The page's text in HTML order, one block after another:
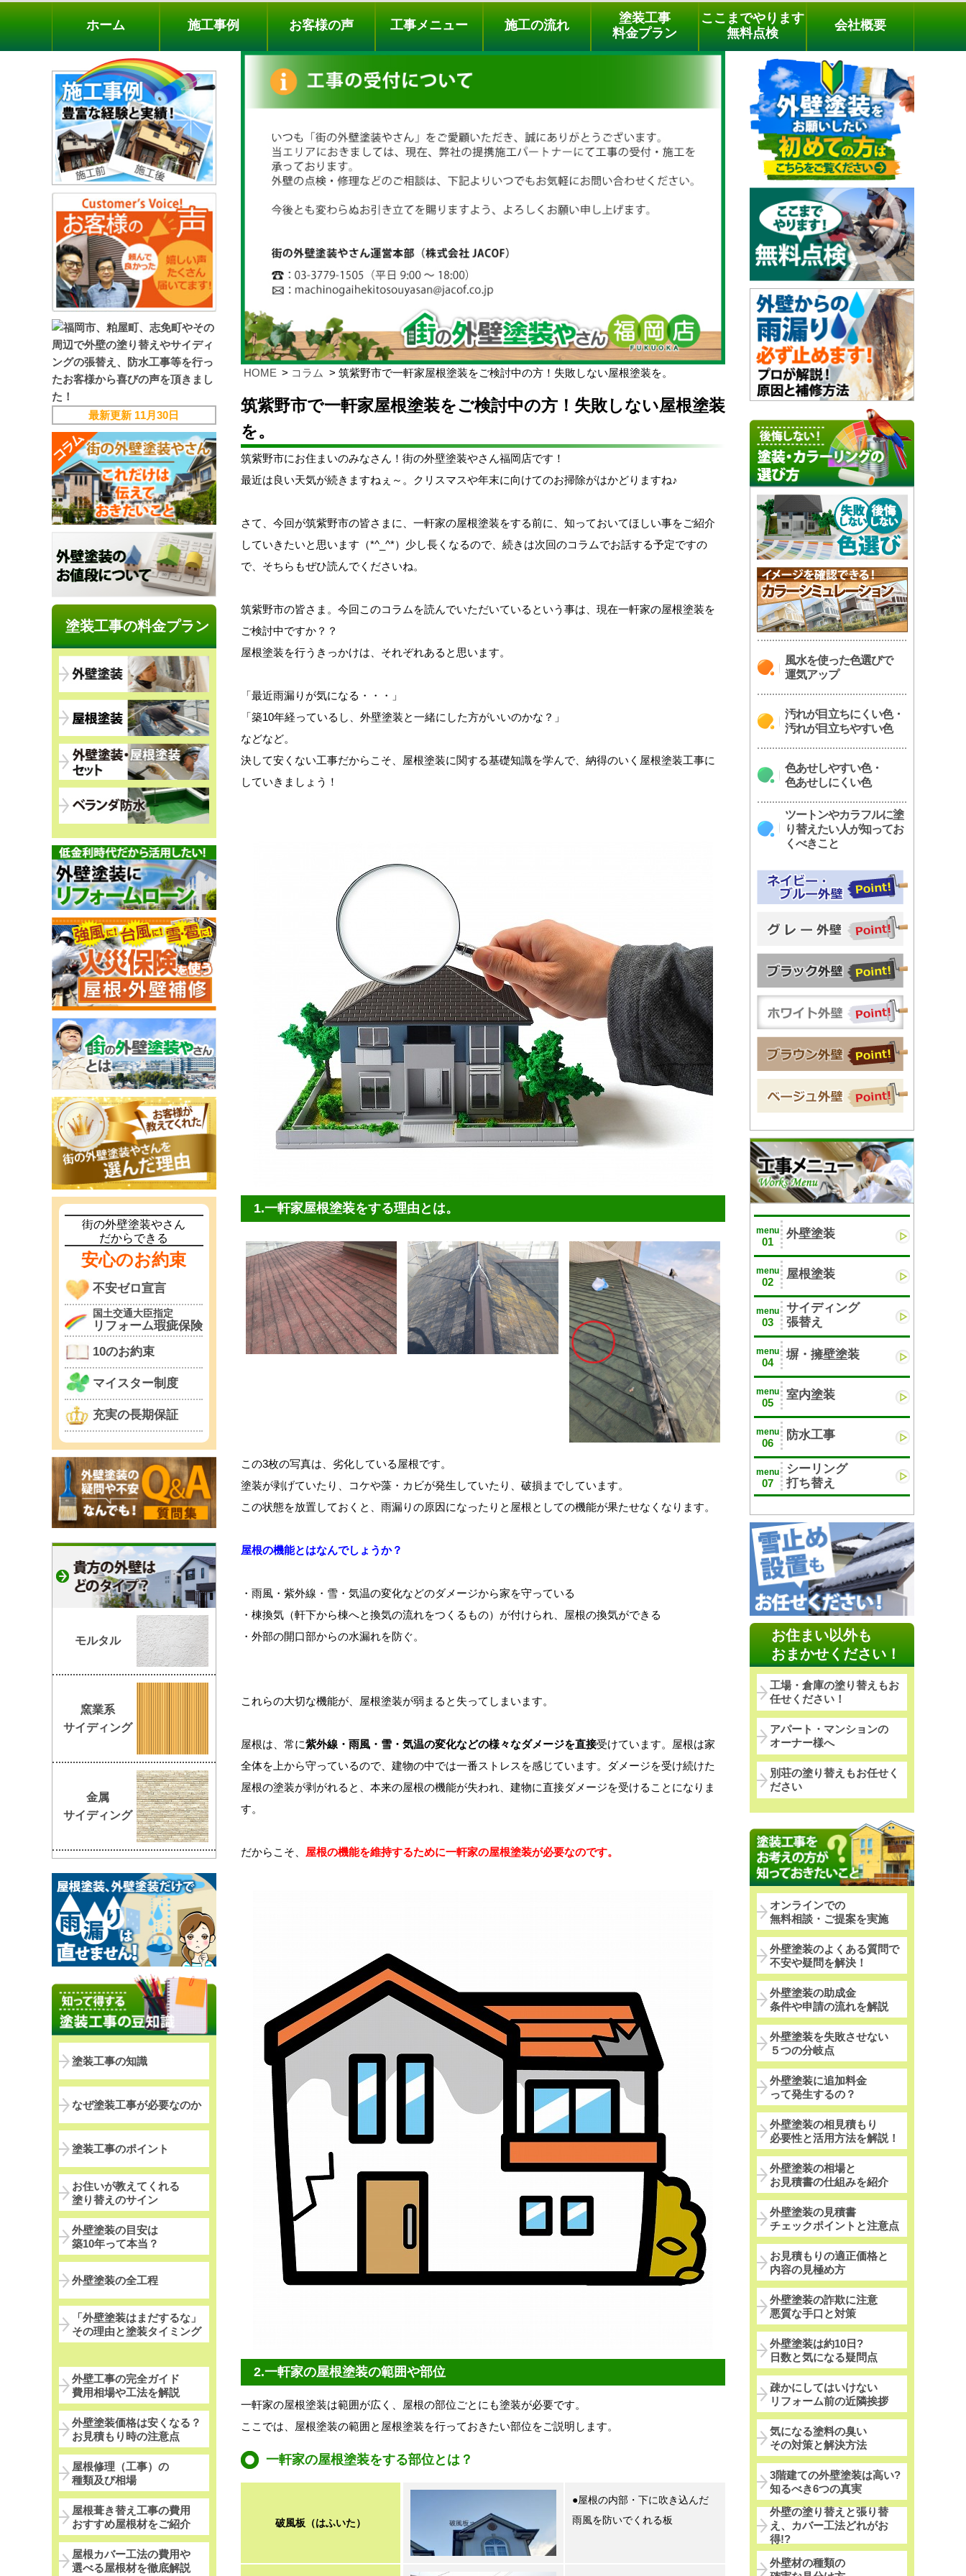
料金プラン 無料点検
電話でのご相談
[9時～18時まで受付中]
phone03-3779-1505
ホーム 施工事例 お客様の声 工事メニュー 施工の流れ
塗装工事
料金プラン
ここまでやります
無料点検
会社概要
HOME コラム 筑紫野市で一軒家屋根塗装をご検討中の方！失敗しない屋根塗装を。
筑紫野市で一軒家屋根塗装をご検討中の方！失敗しない屋根塗装
を。
筑紫野市にお住まいのみなさん！街の外壁塗装やさん福岡店です！
最近は良い天気が続きますねぇ～。クリスマスや年末に向けてのお掃除がはかどりますね♪
さて、今回が筑紫野市の皆さまに、一軒家の屋根塗装をする前に、知っておいてほしい事をご紹介
していきたいと思います（*^_^*）少し長くなるので、続きは次回のコラムでお話する予定ですの
で、そちらもぜひ読んでくださいね。
筑紫野市の皆さま。今回このコラムを読んでいただいているという事は、現在一軒家の屋根塗装を
ご検討中ですか？？
屋根塗装を行うきっかけは、それぞれあると思います。
「最近雨漏りが気になる・・・」
「築10年経っているし、外壁塗装と一緒にした方がいいのかな？」
などなど。
決して安くない工事だからこそ、屋根塗装に関する基礎知識を学んで、納得のいく屋根塗装工事に
していきましょう！
1.一軒家屋根塗装をする理由とは。
この3枚の写真は、劣化している屋根です。
塗装が剥げていたり、コケや藻・カビが発生していたり、破損までしています。
この状態を放置しておくと、雨漏りの原因になったりと屋根としての機能が果たせなくなります。
屋根の機能とはなんでしょうか？
・雨風・紫外線・雪・気温の変化などのダメージから家を守っている
・棟換気（軒下から棟へと換気の流れをつくるもの）が付けられ、屋根の換気ができる
・外部の開口部からの水漏れを防ぐ。
これらの大切な機能が、屋根塗装が弱まると失ってしまいます。
屋根は、常に紫外線・雨風・雪・気温の変化などの様々なダメージを直接受けています。屋根は家
全体を上から守っているので、建物の中では一番ストレスを感じています。ダメージを受け続けた
屋根の塗装が剥がれると、本来の屋根の機能が失われ、建物に直接ダメージを受けることになりま
す。
だからこそ、 屋根の機能を維持するために一軒家の屋根塗装が必要なのです。
2.一軒家の屋根塗装の範囲や部位
一軒家の屋根塗装は範囲が広く、屋根の部位ごとにも塗装が必要です。
ここでは、屋根塗装の範囲と屋根塗装を行っておきたい部位をご説明します。
一軒家の屋根塗装をする部位とは？
破風板（はふいた）
●屋根の内部・下に吹き込んだ
雨風を防いでくれる板
風水を使った色選びで
運気アップ
汚れが目立ちにくい色・
汚れが目立ちやすい色
色あせしやすい色・
色あせしにくい色
ツートンやカラフルに塗
り替えたい人が知ってお
くべきこと
menu
01
外壁塗装
menu
02
屋根塗装
menu
03
サイディング
張替え
menu
04
塀・擁壁塗装
menu
05
室内塗装
menu
06
防水工事
menu
07
シーリング
打ち替え
お住まい以外も
おまかせください！
工場・倉庫の塗り替えもお
任せください！
アパート・マンションの
オーナー様へ
別荘の塗り替えもお任せく
ださい
オンラインでの
無料相談・ご提案を実施
外壁塗装のよくある質問で
不安や疑問を解決！
外壁塗装の助成金
条件や申請の流れを解説
外壁塗装を失敗させない
５つの分岐点
外壁塗装に追加料金
って発生するの？
外壁塗装の相見積もり
必要性と活用方法を解説！
外壁塗装の相場と
お見積書の仕組みを紹介
外壁塗装の見積書
チェックポイントと注意点
お見積もりの適正価格と
内容の見極め方
外壁塗装の詐欺に注意
悪質な手口と対策
外壁塗装は約10日?
日数と気になる疑問点
疎かにしてはいけない
リフォーム前の近隣挨拶
気になる塗料の臭い
その対策と解決方法
3階建ての外壁塗装は高い?
知るべき6つの真実
外壁の塗り替えと張り替
え、カバー工法どれがお
得!?
外壁材の種類の
最新更新 11月30日
塗装工事の料金プラン
街の外壁塗装やさん
だからできる
安心のお約束
不安ゼロ宣言
国土交通大臣指定
リフォーム瑕疵保険
10のお約束
マイスター制度
充実の長期保証
モルタル
窯業系
サイディング
金属
サイディング
塗装工事の知識
なぜ塗装工事が必要なのか
塗装工事のポイント
お住いが教えてくれる
塗り替えのサイン
外壁塗装の目安は
築10年って本当？
外壁塗装の全工程
「外壁塗装はまだするな」
その理由と塗装タイミング
外壁工事の完全ガイド
費用相場や工法を解説
外壁塗装価格は安くなる？
お見積もり時の注意点
屋根修理（工事）の
種類及び相場
屋根葺き替え工事の費用
おすすめ屋根材をご紹介
屋根カバー工法の費用や
選べる屋根材を徹底解説